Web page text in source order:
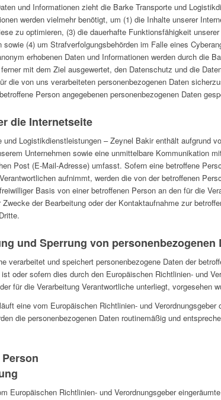
und Informationen zieht die Barke Transporte und
werden vielmehr benötigt, um (1) die Inhalte unserer
zu optimieren, (3) die dauerhafte Funktionsfähigkeit
(4) um Strafverfolgungsbehörden im Falle eines
erhobenen Daten und Informationen werden durch die
mit dem Ziel ausgewertet, den Datenschutz und die
die von uns verarbeiteten personenbezogenen Daten
Person angegebenen personenbezogenen Daten
die Internetseite
und Logistikdienstleistungen – Zeynel Bakir enthält aufgrund
Unternehmen sowie eine unmittelbare Kommunikation
Post (E-Mail-Adresse) umfasst. Sofern eine betroffene
aufnimmt, werden die von der betroffenen
Basis von einer betroffenen Person an den für die
der Bearbeitung oder der Kontaktaufnahme zur
und Sperrung von personenbezogenen
verarbeitet und speichert personenbezogene Daten der
oder sofern dies durch den Europäischen Richtlinien- und
für die Verarbeitung Verantwortliche unterliegt, vorgesehen
eine vom Europäischen Richtlinien- und
die personenbezogenen Daten routinemäßig und
Europäischen Richtlinien- und Verordnungsgeber